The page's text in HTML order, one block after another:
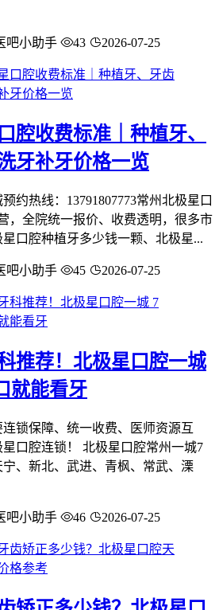
吧小助手 43 2026-07-25
腔收费标准｜种植牙、
牙补牙价格一览
约热线：13791807773常州北极星口
，全院统一报价、收费透明，很多市
口腔种植牙多少钱一颗、北极星...
吧小助手 45 2026-07-25
推荐！北极星口腔一城
就能看牙
锁保障、统一收费、医师资源互
口腔连锁！ 北极星口腔常州一城7
宁、新北、武进、青枫、常武、溧
吧小助手 46 2026-07-25